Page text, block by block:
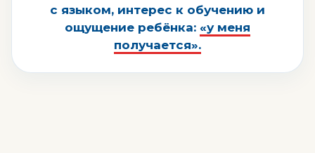
с языком, интерес к обучению и
ощущение ребёнка: «у меня
получается».